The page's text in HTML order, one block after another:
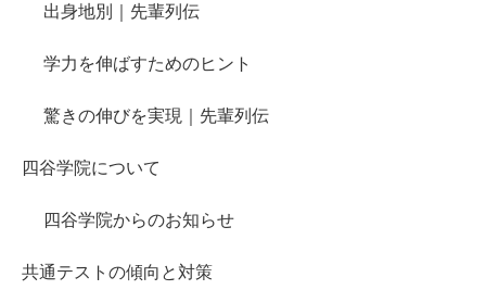
出身地別｜先輩列伝
学力を伸ばすためのヒント
驚きの伸びを実現｜先輩列伝
四谷学院について
四谷学院からのお知らせ
共通テストの傾向と対策